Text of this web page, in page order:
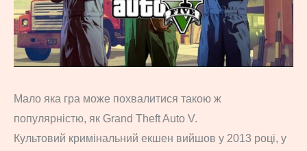
Мало яка гра може похвалитися такою ж
популярністю, як Grand Theft Auto V.
Культовий кримінальний екшен вийшов у 2013 році, у